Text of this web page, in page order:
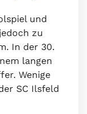
und
zu
In der 30.
langen
Wenige
SC Ilsfeld